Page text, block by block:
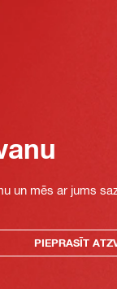
un mēs ar jums
PIEPRASĪT